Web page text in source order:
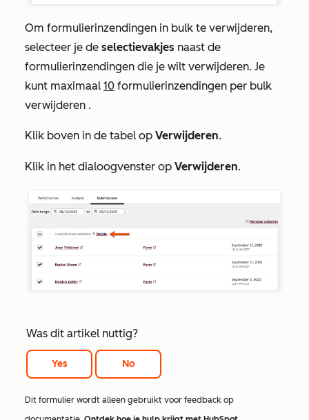
Om formulierinzendingen in bulk te verwijderen,
selecteer je de selectievakjes naast de
formulierinzendingen die je wilt verwijderen. Je
kunt maximaal 10 formulierinzendingen per bulk
verwijderen .
Klik boven in de tabel op Verwijderen.
Klik in het dialoogvenster op Verwijderen.
Was dit artikel nuttig?
Yes No
Dit formulier wordt alleen gebruikt voor feedback op